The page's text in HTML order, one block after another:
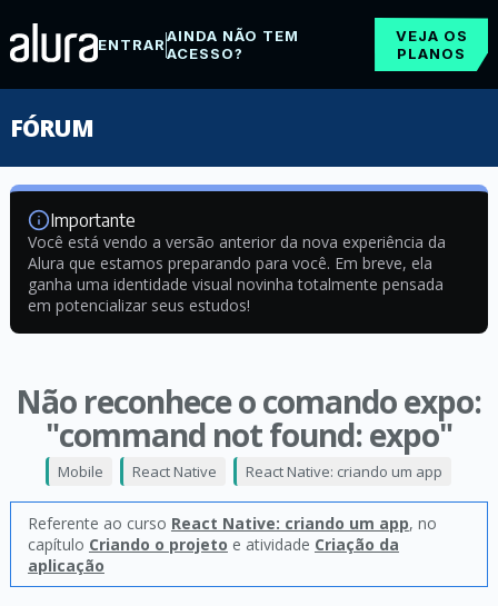
ENTRARAINDA NÃO TEM
ACESSO?
VEJA OS
PLANOS
FÓRUM
Importante
Você está vendo a versão anterior da nova experiência da
Alura que estamos preparando para você. Em breve, ela
ganha uma identidade visual novinha totalmente pensada
em potencializar seus estudos!
Não reconhece o comando expo:
"command not found: expo"
Mobile React Native React Native: criando um app
Referente ao curso React Native: criando um app, no
capítulo Criando o projeto e atividade Criação da
aplicação